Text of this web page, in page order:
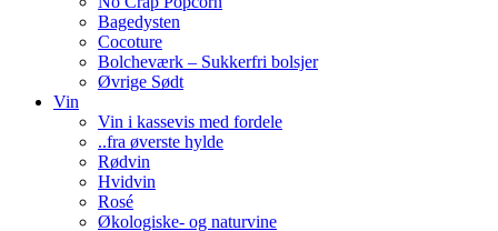
Bagedysten
Cocoture
Bolcheværk – Sukkerfri bolsjer
Øvrige Sødt
Vin
Vin i kassevis med fordele
..fra øverste hylde
Rødvin
Hvidvin
Rosé
Økologiske- og naturvine